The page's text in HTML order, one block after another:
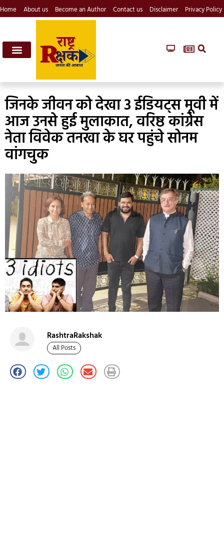
Home About us Become an Author Contact us Disclaimer Privacy Policy
जिनके जीवन को देखा 3 ईडियट्स मूवी में
आज उनसे हुई मुलाकात, वरिष्ठ कांग्रेस
नेता विवेक तनखा के घर पहुंचे सोनम
वांगचुक
RashtraRakshak
All Posts